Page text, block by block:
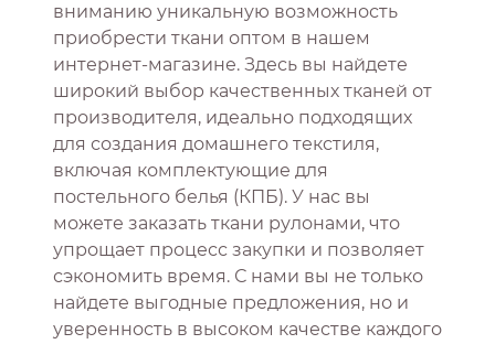
вниманию уникальную возможность
приобрести ткани оптом в нашем
интернет-магазине. Здесь вы найдете
широкий выбор качественных тканей от
производителя, идеально подходящих
для создания домашнего текстиля,
включая комплектующие для
постельного белья (КПБ). У нас вы
можете заказать ткани рулонами, что
упрощает процесс закупки и позволяет
сэкономить время. С нами вы не только
найдете выгодные предложения, но и
уверенность в высоком качестве каждого